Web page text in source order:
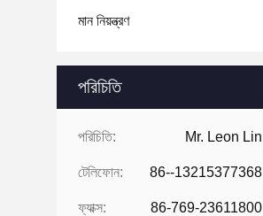
মান নিয়ন্ত্রণ
পরিচিতি
পরিচিতি: Mr. Leon Lin
টেলিফোন: 86--13215377368
ফ্যাক্স: 86-769-23611800